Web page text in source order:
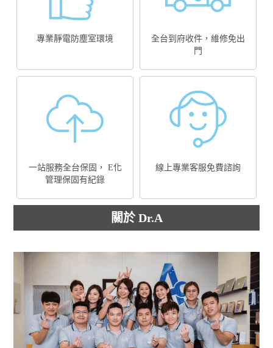
專業靜電防塵室環境
全台到府收件，維修免出
門
一站服務全台保固， E化
管理保固有紀錄
線上專業客服免費諮詢
關於 Dr.A